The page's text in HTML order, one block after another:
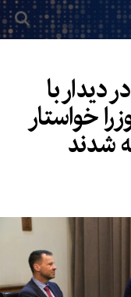
دیدار با
خواستار
شدند